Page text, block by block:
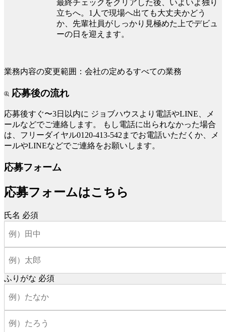
最終チェックをクリアした後、いよいよ独り
立ちへ。1人で現場へ出ても大丈夫かどう
か、先輩社員がしっかり見極めた上でデビュ
ーの日を迎えます。
業務内容の変更範囲：会社の定めるすべての業務
応募後の流れ
応募後すぐ〜3日以内に ジョブハウスより電話やLINE、メ
ールなどでご連絡します。
もし電話に出られなかった場合
は、フリーダイヤル0120-413-542までお電話いただくか、メ
ールやLINEなどでご連絡をお願いします。
応募フォーム
応募フォームはこちら
氏名 必須
ふりがな 必須